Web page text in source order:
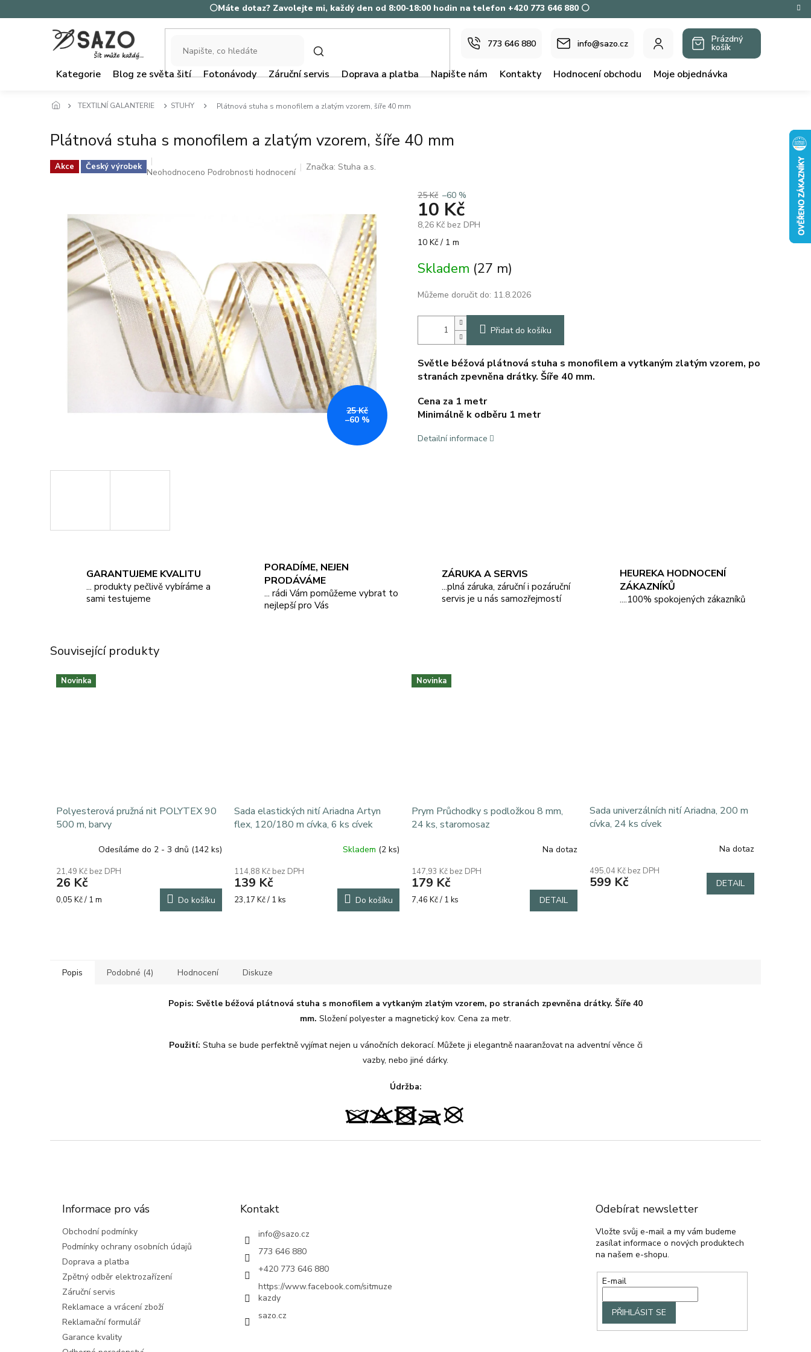
na
⚪Máte dotaz? Zavolejte mi, každý den od 8:00-18:00 hodin na telefon +420 773 646 880 ⚪
773 646 880 info@sazo.cz
HLEDAT
NÁKUPNÍ
Prázdný
košík
Kategorie Blog ze světa šití Fotonávody Záruční servis Doprava a platba Napište nám Kontakty Hodnocení obchodu Moje objednávka
TEXTILNÍ GALANTERIE STUHY Plátnová stuha s monofilem a zlatým vzorem, šíře 40 mm
Plátnová stuha s monofilem a zlatým vzorem, šíře 40 mm
Akce Český výrobek Průměrné
hvězdiček.
Neohodnoceno Podrobnosti hodnocení Značka: Stuha a.s.
25 Kč
–60 %
25 Kč –60 %
10 Kč
8,26 Kč bez DPH
Měrná
10 Kč / 1 m
Skladem (27 m)
Můžeme doručit do: 11.8.2026
Přidat do košíku
Světle béžová plátnová stuha s monofilem a vytkaným zlatým vzorem, po
stranách zpevněna drátky. Šíře 40 mm.
Cena za 1 metr
Minimálně k odběru 1 metr
Detailní informace
GARANTUJEME KVALITU
... produkty pečlivě vybíráme a
sami testujeme
PORADÍME, NEJEN
PRODÁVÁME
... rádi Vám pomůžeme vybrat to
nejlepší pro Vás
ZÁRUKA A SERVIS
...plná záruka, záruční i pozáruční
servis je u nás samozřejmostí
HEUREKA HODNOCENÍ
ZÁKAZNÍKŮ
....100% spokojených zákazníků
Související produkty
Novinka
Polyesterová pružná nit POLYTEX 90
500 m, barvy
Odesíláme do 2 - 3 dnů (142 ks)
21,49 Kč bez DPH
26 Kč
Měrná
0,05 Kč / 1 m Do košíku
Sada elastických nití Ariadna Artyn
flex, 120/180 m cívka, 6 ks cívek
Skladem (2 ks)
114,88 Kč bez DPH
139 Kč
Měrná
23,17 Kč / 1 ks Do košíku
Novinka
Prym Průchodky s podložkou 8 mm,
24 ks, staromosaz
Na dotaz
147,93 Kč bez DPH
179 Kč
Měrná
7,46 Kč / 1 ks DETAIL
Sada univerzálních nití Ariadna, 200 m
cívka, 24 ks cívek
produktu
je
Na dotaz
495,04 Kč bez DPH
599 Kč DETAIL
Popis Podobné (4) Hodnocení Diskuze
Popis: Světle béžová plátnová stuha s monofilem a vytkaným zlatým vzorem, po stranách zpevněna drátky. Šíře 40
mm. Složení polyester a magnetický kov. Cena za metr.
Použití: Stuha se bude perfektně vyjímat nejen u vánočních dekorací. Můžete ji elegantně naaranžovat na adventní věnce či
vazby, nebo jiné dárky.
Údržba:
Informace pro vás
Obchodní podmínky
Podmínky ochrany osobních údajů
Doprava a platba
Zpětný odběr elektrozařízení
Záruční servis
Reklamace a vrácení zboží
Reklamační formulář
Garance kvality
Kontakt
info@sazo.cz
773 646 880
+420 773 646 880
https://www.facebook.com/sitmuze
kazdy
sazo.cz
Odebírat newsletter
Vložte svůj e-mail a my vám budeme
zasílat informace o nových produktech
na našem e-shopu.
E-mail
PŘIHLÁSIT SE